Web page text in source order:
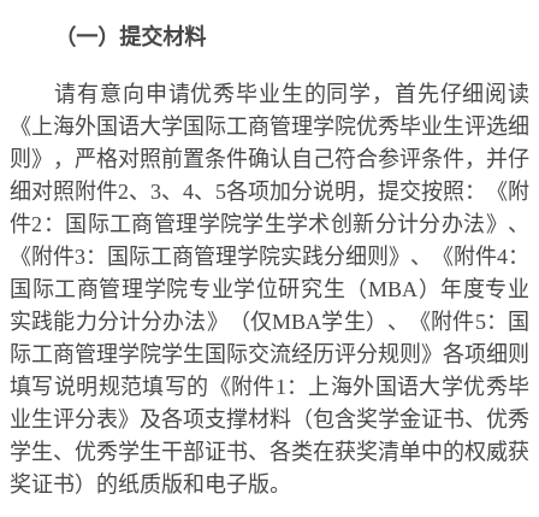
（一）提交材料
请有意向申请优秀毕业生的同学，首先仔细阅读
《上海外国语大学国际工商管理学院优秀毕业生评选细
则》，严格对照前置条件确认自己符合参评条件，并仔
细对照附件2、 3、 4、 5各项加分说明，提交按照：《附
件2 ：国际工商管理学院学生学术创新分计分办法》、
《附件3：国际工商管理学院实践分细则》、《附件4：
国际工商管理学院专业学位研究生（MBA ）年度专业
实践能力分计分办法》（仅MBA学生）、《附件5：国
际工商管理学院学生国际交流经历评分规则》各项细则
填写说明规范填写的《附件1 ：上海外国语大学优秀毕
业生评分表》及各项支撑材料（包含奖学金证书、优秀
学生、优秀学生干部证书、各类在获奖清单中的权威获
奖证书）的纸质版和电子版。